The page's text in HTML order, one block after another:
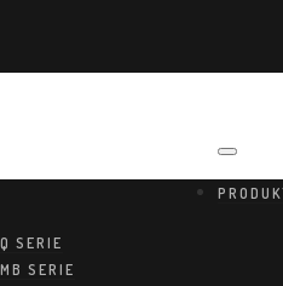
Q SERIE
MB SERIE